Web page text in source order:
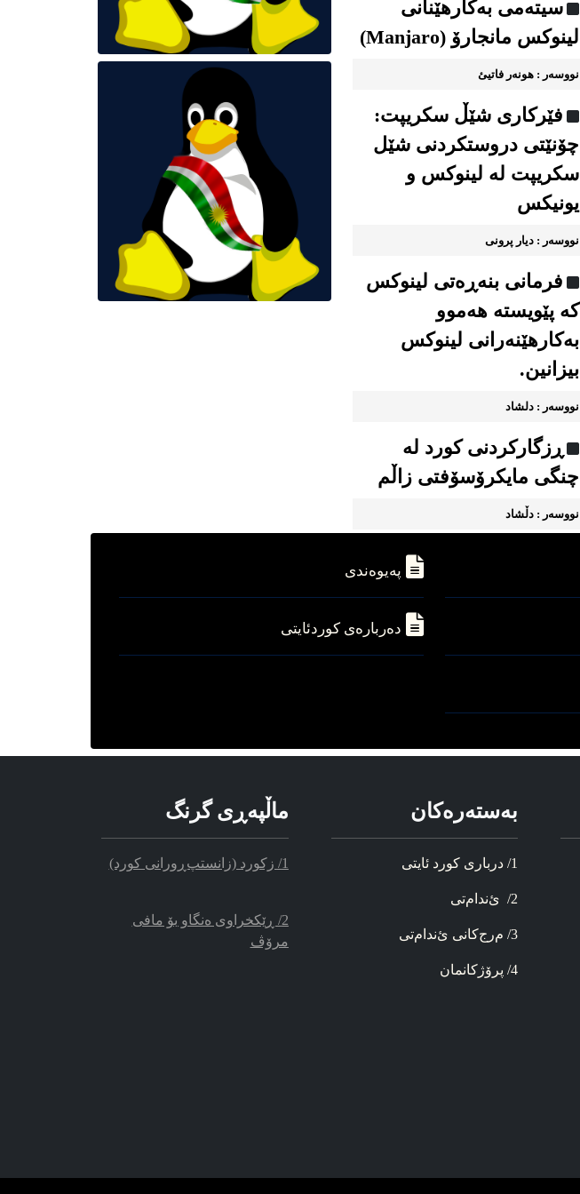
سیته‌می به‌کارهێنانی
لینوکس مانجارۆ (Manjaro)
نووسه‌ر : هونه‌ر فاتیئ
فێرکاری شێڵ سکریپت:
چۆنێتی دروستکردنی شێل
سکریپت لە لینوکس و
یونیکس
نووسه‌ر : دیار پرونی
فرمانی بنەڕەتی لینوکس
کە پێویستە هەموو
به‌کارهێنه‌رانی لینوکس
بیزانین.
نووسه‌ر : دلشاد
ڕزگارکردنی کورد له
چنگی مایکرۆسۆفتی زاڵم
نووسه‌ر : دڵشاد
په‌یوه‌ندی
ده‌رباره‌ی کوردئایتی
به‌سته‌ره‌کان
1/ د‌ربار‌ی کورد ئایتی
2/ ئ‌ندام‌تی
3/ م‌رج‌کانی ئ‌ندام‌تی
4/ پرۆژ‌کانمان
ماڵپه‌‌ڕی گرنگ
1/ زکورد (زانستپ‌ڕو‌رانی کورد)
2/ ڕێکخراوی ه‌نگاو بۆ مافی
مرۆڤ